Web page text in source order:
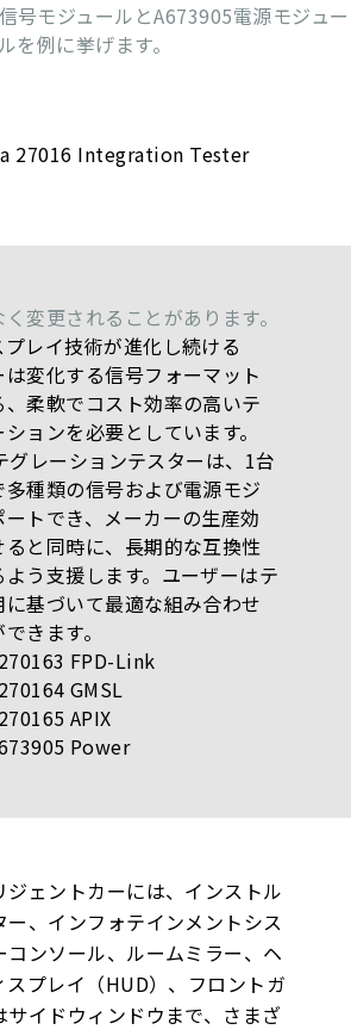
号モジュールとA673905電源モジュー
ルを例に挙げます。
変更されることがあります。
レイ技術が進化し続ける
変化する信号フォーマット
、柔軟でコスト効率の高いテ
ョンを必要としています。
グレーションテスターは、1台
種類の信号および電源モジ
ートでき、メーカーの生産効
と同時に、長期的な互換性
う支援します。ユーザーはテ
基づいて最適な組み合わせ
きます。
ジェントカーには、インストル
ー、インフォテインメントシス
コンソール、ルームミラー、ヘ
スプレイ（HUD）、フロントガ
サイドウィンドウまで、さまざ